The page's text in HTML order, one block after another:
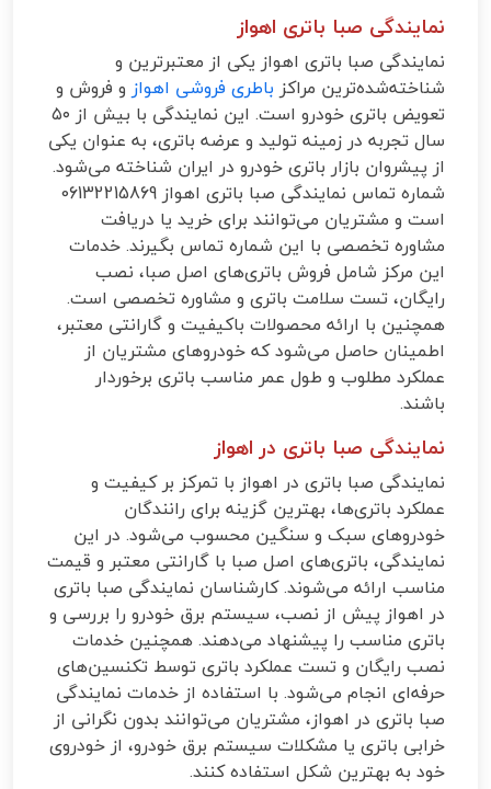
نمایندگی صبا باتری اهواز
نمایندگی صبا باتری اهواز یکی از معتبرترین و
شناخته‌شده‌ترین مراکز باطری فروشی اهواز و فروش و
تعویض باتری خودرو است. این نمایندگی با بیش از ۵۰
سال تجربه در زمینه تولید و عرضه باتری، به عنوان یکی
از پیشروان بازار باتری خودرو در ایران شناخته می‌شود.
شماره تماس نمایندگی صبا باتری اهواز 06132215869
است و مشتریان می‌توانند برای خرید یا دریافت
مشاوره تخصصی با این شماره تماس بگیرند. خدمات
این مرکز شامل فروش باتری‌های اصل صبا، نصب
رایگان، تست سلامت باتری و مشاوره تخصصی است.
همچنین با ارائه محصولات باکیفیت و گارانتی معتبر،
اطمینان حاصل می‌شود که خودروهای مشتریان از
عملکرد مطلوب و طول عمر مناسب باتری برخوردار
باشند.
نمایندگی صبا باتری در اهواز
نمایندگی صبا باتری در اهواز با تمرکز بر کیفیت و
عملکرد باتری‌ها، بهترین گزینه برای رانندگان
خودروهای سبک و سنگین محسوب می‌شود. در این
نمایندگی، باتری‌های اصل صبا با گارانتی معتبر و قیمت
مناسب ارائه می‌شوند. کارشناسان نمایندگی صبا باتری
در اهواز پیش از نصب، سیستم برق خودرو را بررسی و
باتری مناسب را پیشنهاد می‌دهند. همچنین خدمات
نصب رایگان و تست عملکرد باتری توسط تکنسین‌های
حرفه‌ای انجام می‌شود. با استفاده از خدمات نمایندگی
صبا باتری در اهواز، مشتریان می‌توانند بدون نگرانی از
خرابی باتری یا مشکلات سیستم برق خودرو، از خودروی
خود به بهترین شکل استفاده کنند.